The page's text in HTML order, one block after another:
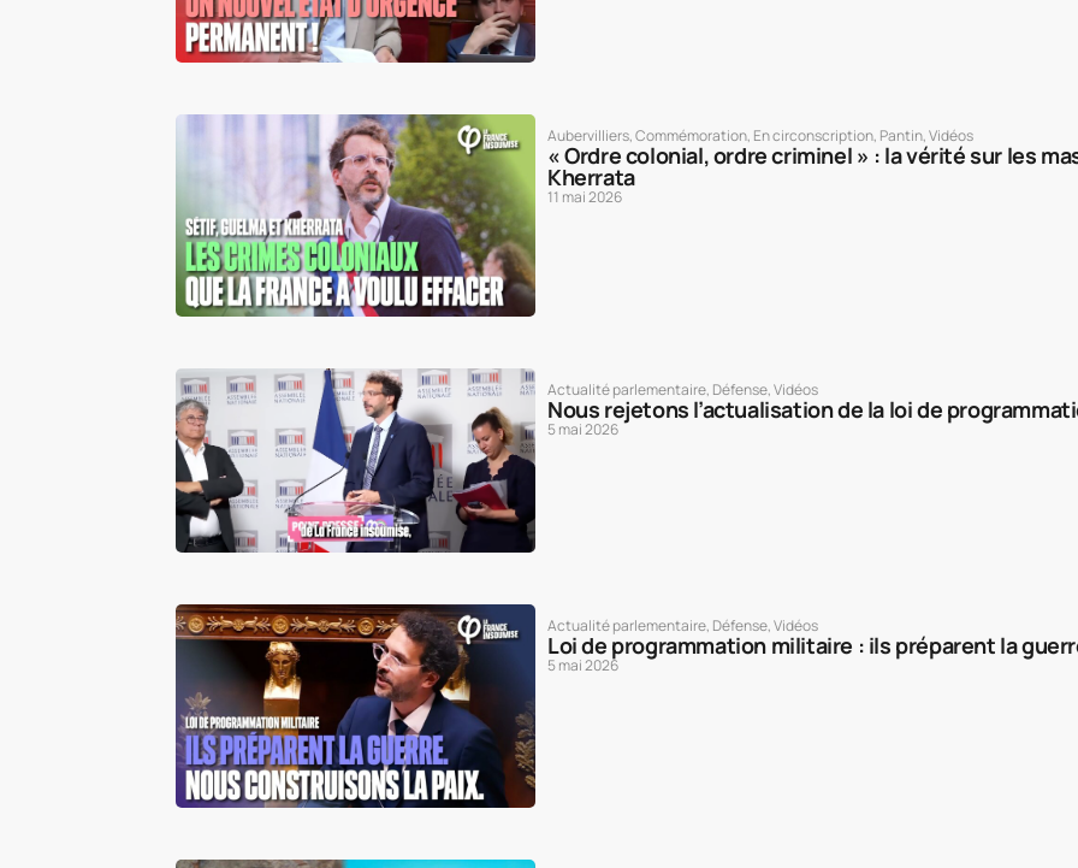
Aubervilliers,Commémoration, En circonscription, Pantin,Vidéos
« Ordre colonial, ordre criminel » : la vérité sur les
Kherrata
11 mai 2026
Actualité parlementaire, Défense,Vidéos
Nous rejetons l’actualisation de la loi de
5 mai 2026
Actualité parlementaire, Défense,Vidéos
Loi de programmation militaire : ils préparent la
5 mai 2026